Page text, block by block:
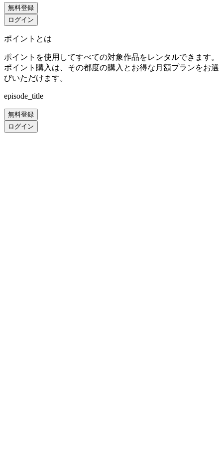
無料登録
ログイン
ポイントとは
ポイントを使用してすべての対象作品をレンタルできます。
ポイント購入は、その都度の購入とお得な月額プランをお選
びいただけます。
episode_title
無料登録
ログイン